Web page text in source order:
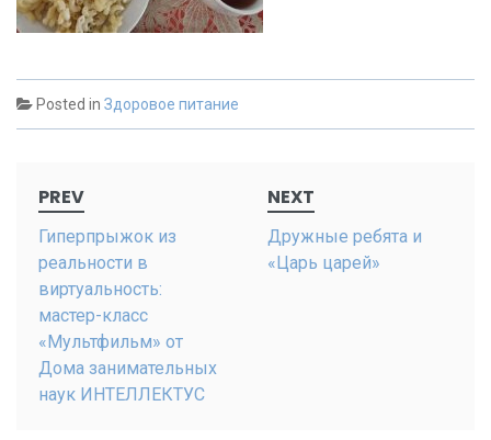
Posted in Здоровое питание
navigation
PREV
Гиперпрыжок из
реальности в
виртуальность:
мастер-класс
«Мультфильм» от
Дома занимательных
наук ИНТЕЛЛЕКТУС
NEXT
Дружные ребята и
«Царь царей»